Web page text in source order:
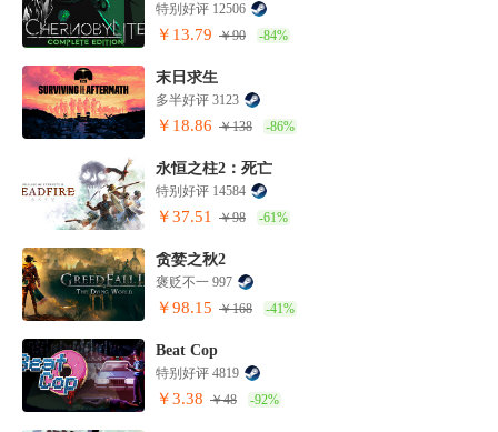
特别好评 12506
￥13.79 ￥90 -84%
末日求生
多半好评 3123
￥18.86 ￥138 -86%
永恒之柱2：死亡
特别好评 14584
￥37.51 ￥98 -61%
贪婪之秋2
褒贬不一 997
￥98.15 ￥168 -41%
Beat Cop
特别好评 4819
￥3.38 ￥48 -92%